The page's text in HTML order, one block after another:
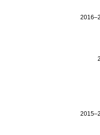
2016
2015